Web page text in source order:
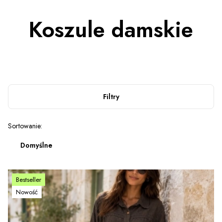
Koszule damskie
Filtry
Lista produktów
Sortowanie:
Domyślne
Bestseller
Nowość